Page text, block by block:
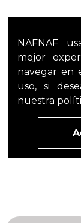
NAFNAF
mejor
navegar en
uso, si
nuestra